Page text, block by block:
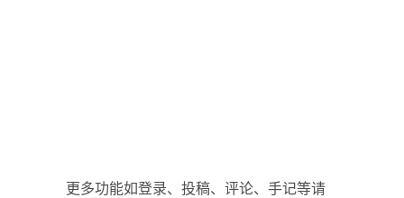
更多功能如登录、投稿、评论、手记等请